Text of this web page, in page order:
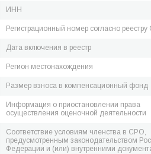
ИНН
Регистрационный номер согласно
Дата включения в реестр
Регион местонахождения
Размер взноса в компенсационный фонд
Информация о приостановлении права
осуществления оценочной деятельности
Соответствие условиям членства в СРО,
предусмотренным законодательством
Федерации и (или) внутренними